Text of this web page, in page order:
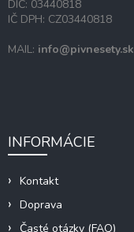
DIČ: 03440818
IČ DPH: CZ03440818
MAIL: info@pivnesety.sk
INFORMÁCIE
Kontakt
Doprava
Časté otázky (FAQ)